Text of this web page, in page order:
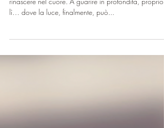
BUONA PASQUA
rinascere nel cuore. A guarire in profondità, proprio